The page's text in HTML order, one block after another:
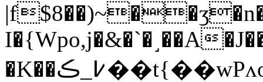
I�{Wpo,j�&�`�˼��A
�K��߇_ڪ��t{��wPʌoH�]�W������p���?